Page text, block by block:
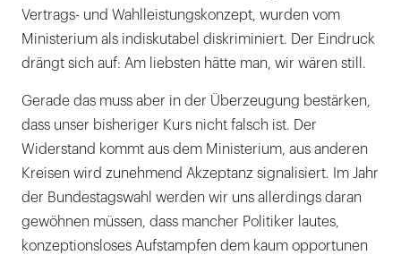
Vertrags- und Wahlleistungskonzept, wurden vom
Ministerium als indiskutabel diskriminiert. Der Eindruck
drängt sich auf: Am liebsten hätte man, wir wären still.
Gerade das muss aber in der Überzeugung bestärken,
dass unser bisheriger Kurs nicht falsch ist. Der
Widerstand kommt aus dem Ministerium, aus anderen
Kreisen wird zunehmend Akzeptanz signalisiert. Im Jahr
der Bundestagswahl werden wir uns allerdings daran
gewöhnen müssen, dass mancher Politiker lautes,
konzeptionsloses Aufstampfen dem kaum opportunen